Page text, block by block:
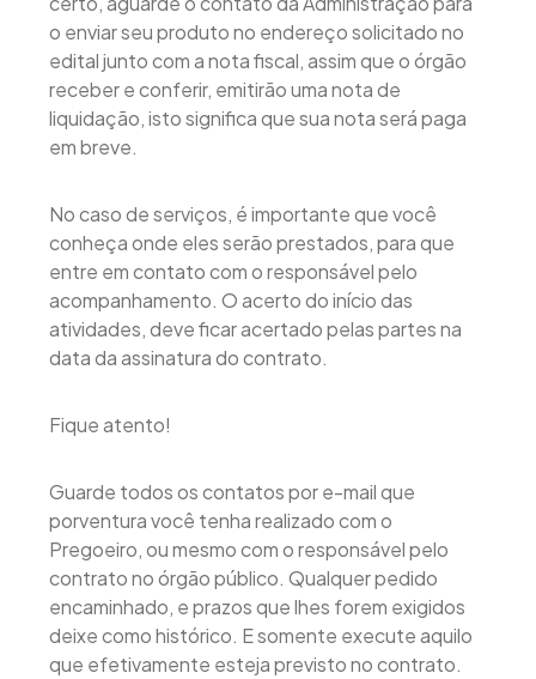
o enviar seu produto no endereço solicitado no
edital junto com a nota fiscal, assim que o órgão
receber e conferir, emitirão uma nota de
liquidação, isto significa que sua nota será paga
em breve.
No caso de serviços, é importante que você
conheça onde eles serão prestados, para que
entre em contato com o responsável pelo
acompanhamento. O acerto do início das
atividades, deve ficar acertado pelas partes na
data da assinatura do contrato.
Fique atento!
Guarde todos os contatos por e-mail que
porventura você tenha realizado com o
Pregoeiro, ou mesmo com o responsável pelo
contrato no órgão público. Qualquer pedido
encaminhado, e prazos que lhes forem exigidos
deixe como histórico. E somente execute aquilo
que efetivamente esteja previsto no contrato.